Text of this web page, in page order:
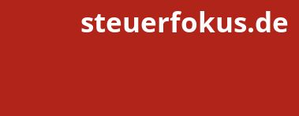
steuerfokus.de